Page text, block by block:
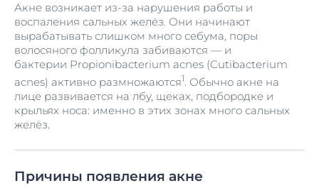
Акне возникает из-за нарушения работы и
воспаления сальных желёз. Они начинают
вырабатывать слишком много себума, поры
волосяного фолликула забиваются — и
бактерии Propionibacterium acnes (Cutibacterium
acnes) активно размножаются1. Обычно акне на
лице развивается на лбу, щеках, подбородке и
крыльях носа: именно в этих зонах много сальных
желёз.
Причины появления акне